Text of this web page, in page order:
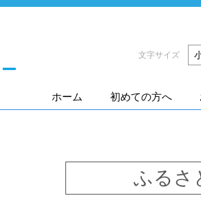
文字サイズ
ホーム 初めての方へ
ふるさ